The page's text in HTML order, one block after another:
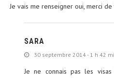
Je vais me renseigner oui, merci
SARA
30 septembre 2014 - 1 h 42
Je ne connais pas les